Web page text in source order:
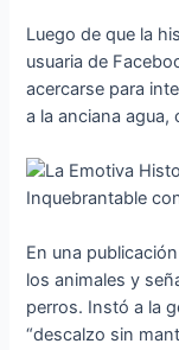
Luego de que la
usuaria de
acercarse para
a la anciana
En una
los animales y
perros. Instó a la
“descalzo sin